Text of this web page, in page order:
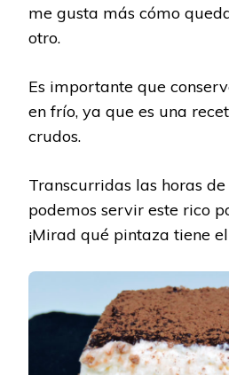
me gusta más cómo
otro.
Es importante que
en frío, ya que es una
crudos.
Transcurridas las horas de
podemos servir este rico
¡Mirad qué pintaza tiene